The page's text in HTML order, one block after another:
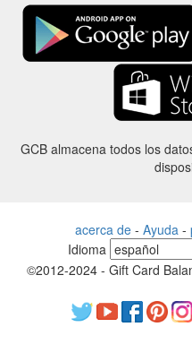
GCB almacena todos los
acerca de- Ayuda -
Idioma
©2012-2024 - Gift Card